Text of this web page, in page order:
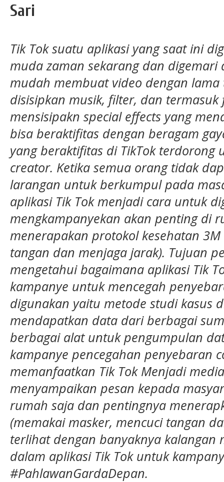
Sari
Tik Tok suatu aplikasi yang saat ini
muda zaman sekarang dan digemari
mudah membuat video dengan
disisipkan musik, filter, dan
mensisipakn special effects yang
bisa beraktifitas dengan beragam
yang beraktifitas di TikTok
creator. Ketika semua orang tidak
larangan untuk berkumpul pada
aplikasi Tik Tok menjadi cara untuk
mengkampanyekan akan penting di
menerapakan protokol kesehatan
tangan dan menjaga jarak). Tujuan
mengetahui bagaimana aplikasi Tik
kampanye untuk mencegah
digunakan yaitu metode studi kasus
mendapatkan data dari berbagai
berbagai alat untuk pengumpulan
kampanye pencegahan penyebaran
memanfaatkan Tik Tok Menjadi
menyampaikan pesan kepada
rumah saja dan pentingnya
(memakai masker, mencuci tangan
terlihat dengan banyaknya kalangan
dalam aplikasi Tik Tok untuk
#PahlawanGardaDepan.